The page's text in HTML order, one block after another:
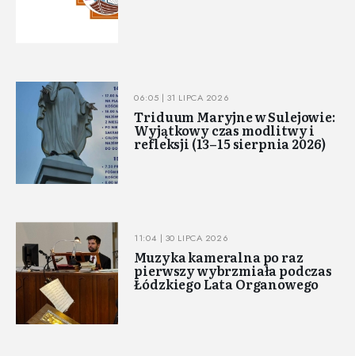
06:05 | 31 LIPCA 2026
Triduum Maryjne w Sulejowie:
Wyjątkowy czas modlitwy i
refleksji (13–15 sierpnia 2026)
11:04 | 30 LIPCA 2026
Muzyka kameralna po raz
pierwszy wybrzmiała podczas
Łódzkiego Lata Organowego